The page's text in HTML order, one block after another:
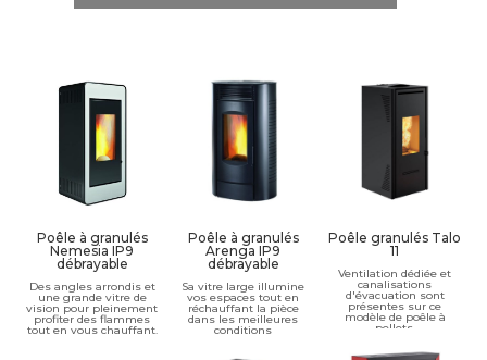
Poêle à granulés
Nemesia IP9
débrayable
Des angles arrondis et
une grande vitre de
vision pour pleinement
profiter des flammes
tout en vous chauffant.
Poêle à granulés
Arenga IP9
débrayable
Sa vitre large illumine
vos espaces tout en
réchauffant la pièce
dans les meilleures
conditions
Poêle granulés Talo
11
Ventilation dédiée et
canalisations
d'évacuation sont
présentes sur ce
modèle de poêle à
pellets.